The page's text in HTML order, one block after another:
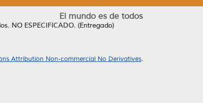
El mundo es de todos
NO ESPECIFICADO. (Entregado)
Attribution Non-commercial No Derivatives.